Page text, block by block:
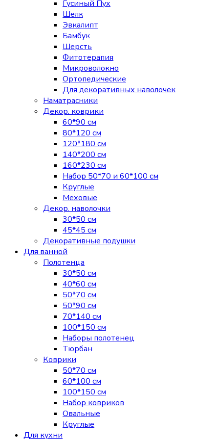
Гусиный Пух
Шелк
Эвкалипт
Бамбук
Шерсть
Фитотерапия
Микроволокно
Ортопедические
Для декоративных наволочек
Наматрасники
Декор. коврики
60*90 см
80*120 см
120*180 см
140*200 см
160*230 см
Набор 50*70 и 60*100 см
Круглые
Меховые
Декор. наволочки
30*50 см
45*45 см
Декоративные подушки
Для ванной
Полотенца
30*50 см
40*60 см
50*70 см
50*90 см
70*140 см
100*150 см
Наборы полотенец
Тюрбан
Коврики
50*70 см
60*100 см
100*150 см
Набор ковриков
Овальные
Круглые
Для кухни